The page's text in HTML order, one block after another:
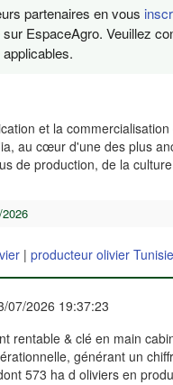
partenaires en vous
EspaceAgro. Veuillez
et la
au cœur d'une des plus
de production, de la
| producteur olivier Tunisie
2026 19:37:23
rentable & clé en main
générant un
573 ha d oliviers en